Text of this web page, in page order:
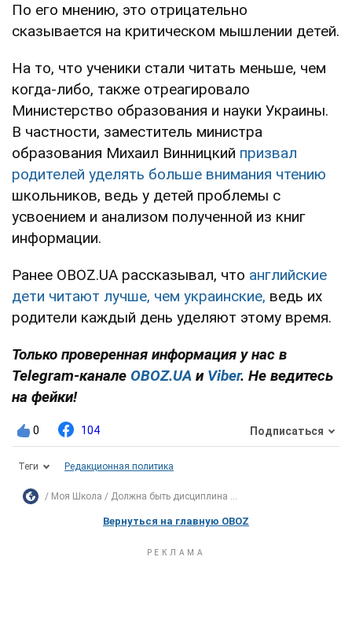
По его мнению, это отрицательно
сказывается на критическом мышлении детей.
На то, что ученики стали читать меньше, чем
когда-либо, также отреагировало
Министерство образования и науки Украины.
В частности, заместитель министра
образования Михаил Винницкий призвал
родителей уделять больше внимания чтению
школьников, ведь у детей проблемы с
усвоением и анализом полученной из книг
информации.
Ранее OBOZ.UA рассказывал, что английские
дети читают лучше, чем украинские, ведь их
родители каждый день уделяют этому время.
Только проверенная информация у нас в
Telegram-канале OBOZ.UA и Viber. Не ведитесь
на фейки!
0 104 Подписаться
Теги Редакционная политика
Моя Школа Должна быть дисциплина ...
Вернуться на главную OBOZ